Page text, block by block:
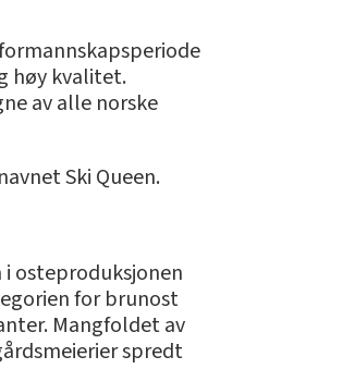
høy kvalitet.
av alle norske
Ski Queen.
osteproduksjonen
for brunost
Mangfoldet av
spredt